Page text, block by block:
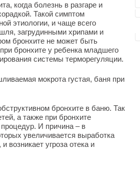
когда болезнь в разгаре и
Такой симптом
этиологии, и чаще всего
загрудинными хрипами и
бронхите не может быть
бронхите у ребенка младшего
системы терморегуляции.
мокрота густая, баня при
бронхите в баню. Так
а также при бронхите
И причина – в
увеличивается выработка
возникает угроза отека и